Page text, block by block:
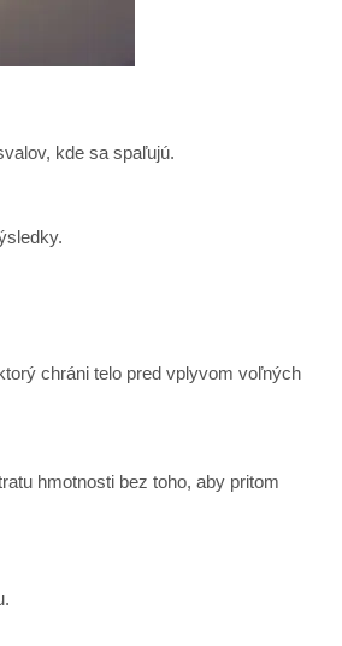
kde sa spaľujú.
chráni telo pred vplyvom voľných
hmotnosti bez toho, aby pritom